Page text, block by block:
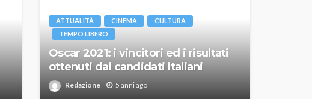
ATTUALITÀ CINEMA
CULTURA
TEMPO LIBERO
Oscar 2021: i vincitori ed i risultati
ottenuti dai candidati italiani
Redazione 5 anni ago